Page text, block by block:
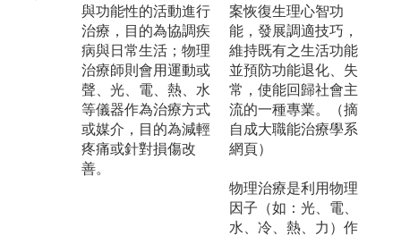
與功能性的活動進行
治療，目的為協調疾
病與日常生活；物理
治療師則會用運動或
聲、光、電、熱、水
等儀器作為治療方式
或媒介，目的為減輕
疼痛或針對損傷改
善。
案恢復生理心智功
能，發展調適技巧，
維持既有之生活功能
並預防功能退化、失
常，使能回歸社會主
流的一種專業。（摘
自成大職能治療學系
網頁）
物理治療是利用物理
因子（如：光、電、
水、冷、熱、力）作